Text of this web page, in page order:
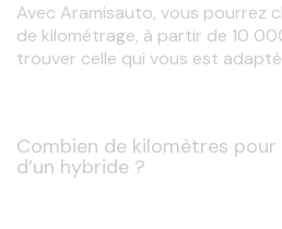
Avec Aramisauto, vous pourrez
de kilométrage, à partir de 10
trouver celle qui vous est
Combien de kilomètres pour
d’un hybride ?